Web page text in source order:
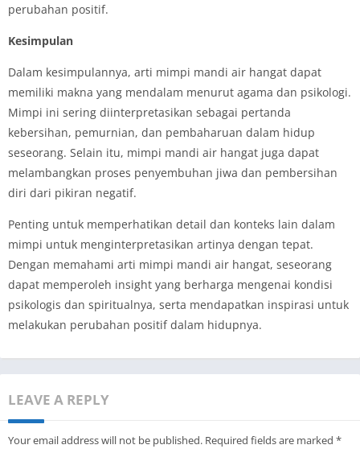
perubahan positif.
Kesimpulan
Dalam kesimpulannya, arti mimpi mandi air hangat dapat
memiliki makna yang mendalam menurut agama dan psikologi.
Mimpi ini sering diinterpretasikan sebagai pertanda
kebersihan, pemurnian, dan pembaharuan dalam hidup
seseorang. Selain itu, mimpi mandi air hangat juga dapat
melambangkan proses penyembuhan jiwa dan pembersihan
diri dari pikiran negatif.
Penting untuk memperhatikan detail dan konteks lain dalam
mimpi untuk menginterpretasikan artinya dengan tepat.
Dengan memahami arti mimpi mandi air hangat, seseorang
dapat memperoleh insight yang berharga mengenai kondisi
psikologis dan spiritualnya, serta mendapatkan inspirasi untuk
melakukan perubahan positif dalam hidupnya.
LEAVE A REPLY
Your email address will not be published. Required fields are marked *